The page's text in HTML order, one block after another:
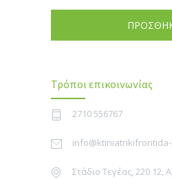
Τρόποι επικοινωνίας
2710 556767
Στάδιο Τεγέας, 220 12,